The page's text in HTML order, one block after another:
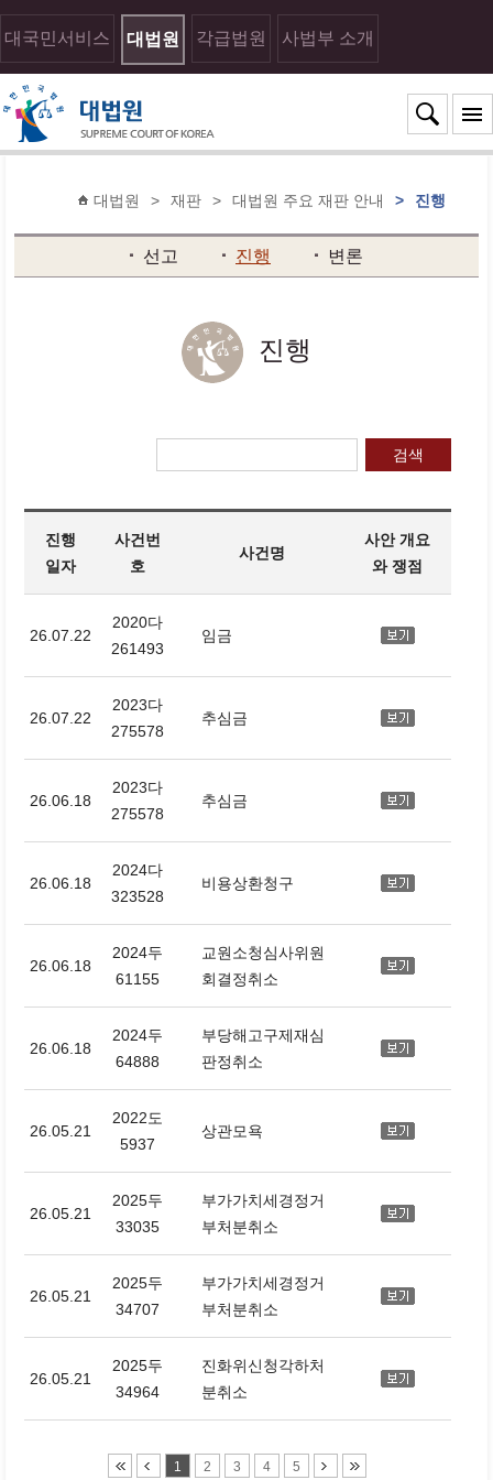
대국민서비스 대법원 각급법원 사법부 소개
대법원 > 재판 > 대법원 주요 재판 안내 > 진행
선고 진행 변론
진행
검색
진행
일자
사건번
호
사건명
사안 개요
와 쟁점
26.07.22
2020다
261493
임금
26.07.22
2023다
275578
추심금
26.06.18
2023다
275578
추심금
26.06.18
2024다
323528
비용상환청구
26.06.18
2024두
61155
교원소청심사위원
회결정취소
26.06.18
2024두
64888
부당해고구제재심
판정취소
26.05.21
2022도
5937
상관모욕
26.05.21
2025두
33035
부가가치세경정거
부처분취소
26.05.21
2025두
34707
부가가치세경정거
부처분취소
26.05.21
2025두
34964
진화위신청각하처
분취소
1 2 3 4 5